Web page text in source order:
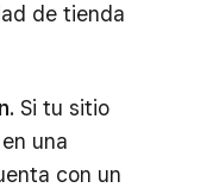
de tienda
Si tu sitio
una
con un